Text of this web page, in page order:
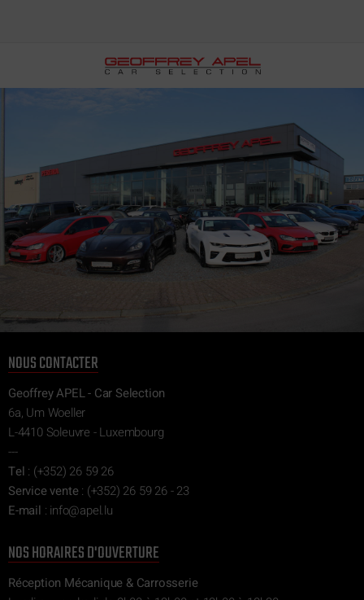
NOUS CONTACTER
Geoffrey APEL - Car Selection
6a, Um Woeller
L-4410 Soleuvre - Luxembourg
---
Tel : (+352) 26 59 26
Service vente: (+352) 26 59 26 - 23
E-mail : ul.l
epa@of
ni
NOS HORAIRES D'OUVERTURE
Réception Mécanique & Carrosserie